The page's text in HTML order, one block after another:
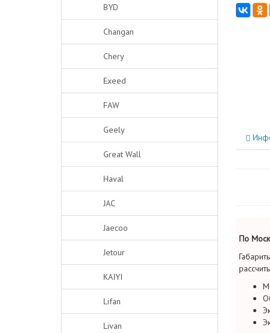
BYD
Changan
Chery
Exeed
FAW
Geely
Great Wall
Haval
JAC
Jaecoo
Jetour
KAIYI
Lifan
Livan
По